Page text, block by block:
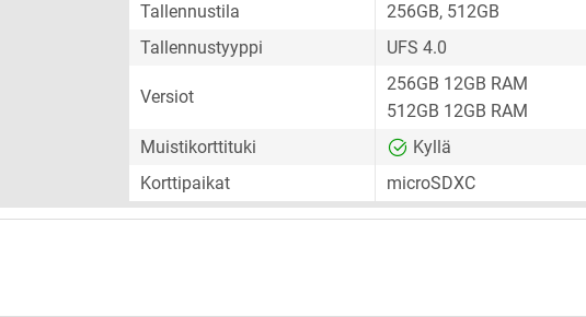
Tallennustila
256GB, 512GB
Tallennustyyppi
UFS 4.0
Versiot
256GB 12GB RAM
512GB 12GB RAM
Muistikorttituki
Kyllä
Korttipaikat
microSDXC